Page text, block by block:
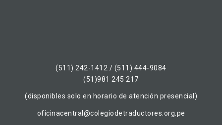
(511) 242-1412 / (511) 444-9084
(51)981 245 217
(disponibles solo en horario de atención presencial)
oficinacentral@colegiodetraductores.org.pe